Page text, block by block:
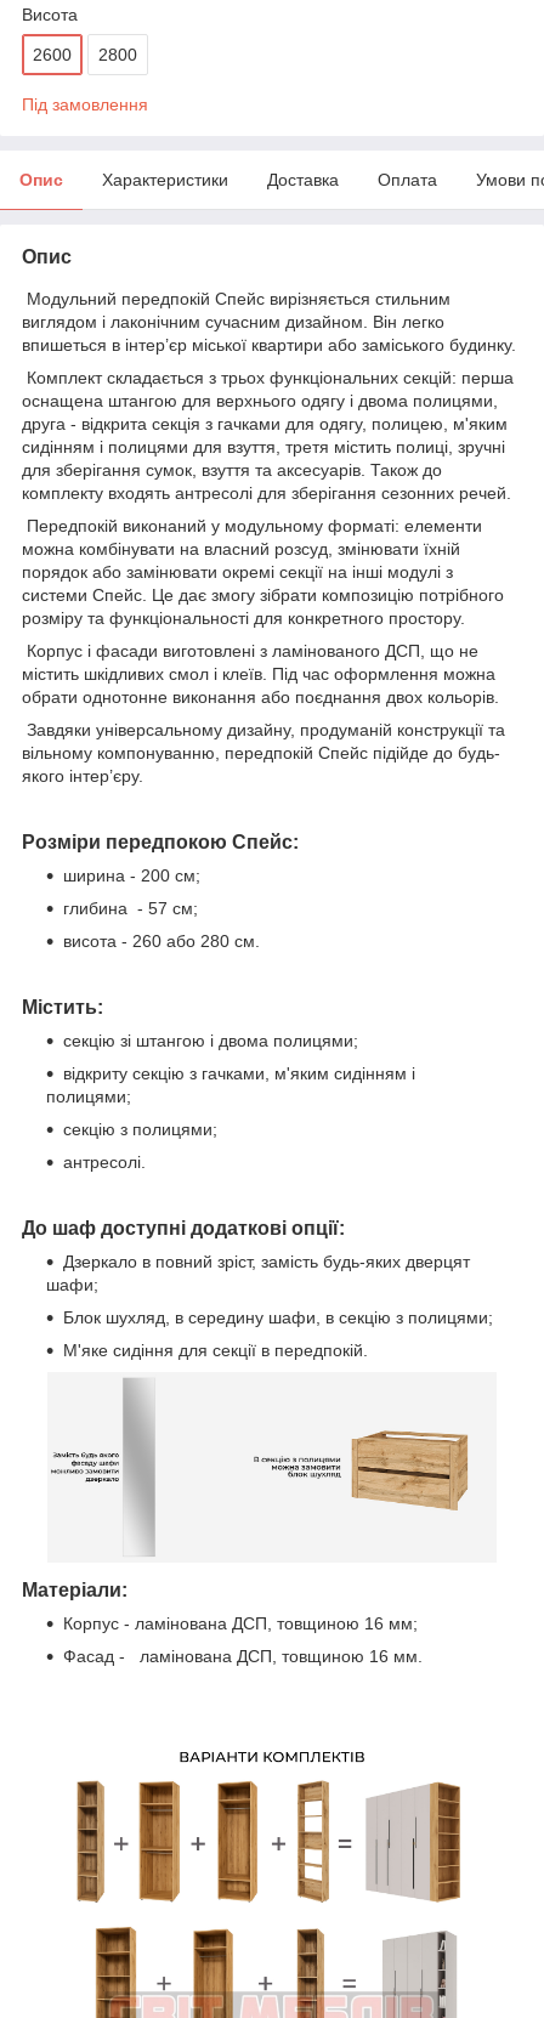
Висота
2600 2800
Під замовлення
Опис Характеристики Доставка Оплата Умови
Опис
Модульний передпокій Спейс вирізняється стильним
виглядом і лаконічним сучасним дизайном. Він легко
впишеться в інтер’єр міської квартири або заміського будинку.
Комплект складається з трьох функціональних секцій: перша
оснащена штангою для верхнього одягу і двома полицями,
друга - відкрита секція з гачками для одягу, полицею, м'яким
сидінням і полицями для взуття, третя містить полиці, зручні
для зберігання сумок, взуття та аксесуарів. Також до
комплекту входять антресолі для зберігання сезонних речей.
Передпокій виконаний у модульному форматі: елементи
можна комбінувати на власний розсуд, змінювати їхній
порядок або замінювати окремі секції на інші модулі з
системи Спейс. Це дає змогу зібрати композицію потрібного
розміру та функціональності для конкретного простору.
Корпус і фасади виготовлені з ламінованого ДСП, що не
містить шкідливих смол і клеїв. Під час оформлення можна
обрати однотонне виконання або поєднання двох кольорів.
Завдяки універсальному дизайну, продуманій конструкції та
вільному компонуванню, передпокій Спейс підійде до будь-
якого інтер’єру.
Розміри передпокою Спейс:
ширина - 200 см;
глибина - 57 см;
висота - 260 або 280 см.
Містить:
секцію зі штангою і двома полицями;
відкриту секцію з гачками, м'яким сидінням і
полицями;
секцію з полицями;
антресолі.
До шаф доступні додаткові опції:
Дзеркало в повний зріст, замість будь-яких дверцят
шафи;
Блок шухляд, в середину шафи, в секцію з полицями;
М'яке сидіння для секції в передпокій.
Матеріали:
Корпус - ламінована ДСП, товщиною 16 мм;
Фасад - ламінована ДСП, товщиною 16 мм.